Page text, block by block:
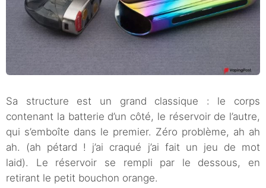
Sa structure est un grand classique : le corps
contenant la batterie d’un côté, le réservoir de l’autre,
qui s’emboîte dans le premier. Zéro problème, ah ah
ah. (ah pétard ! j’ai craqué j’ai fait un jeu de mot
laid). Le réservoir se rempli par le dessous, en
retirant le petit bouchon orange.